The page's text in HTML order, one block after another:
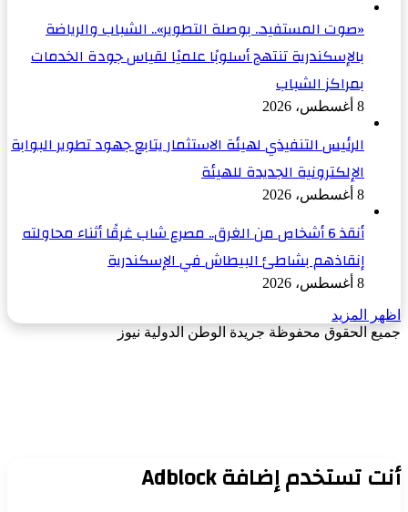
«صوت المستفيد.. بوصلة التطوير».. الشباب والرياضة
بالإسكندرية تنتهج أسلوبًا علميًا لقياس جودة الخدمات
بمراكز الشباب
8 أغسطس، 2026
الرئيس التنفيذي لهيئة الاستثمار يتابع جهود تطوير البوابة
الإلكترونية الجديدة للهيئة
8 أغسطس، 2026
أنقذ 6 أشخاص من الغرق.. مصرع شاب غرقًا أثناء محاولته
إنقاذهم بشاطئ البيطاش في الإسكندرية
8 أغسطس، 2026
اظهر المزيد
جميع الحقوق محفوظة جريدة الوطن الدولية نيوز
أنت تستخدم إضافة Adblock